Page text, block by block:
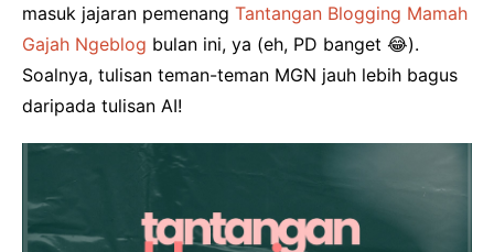
masuk jajaran pemenang Tantangan Blogging Mamah
Gajah Ngeblog bulan ini, ya (eh, PD banget 😂).
Soalnya, tulisan teman-teman MGN jauh lebih bagus
daripada tulisan AI!